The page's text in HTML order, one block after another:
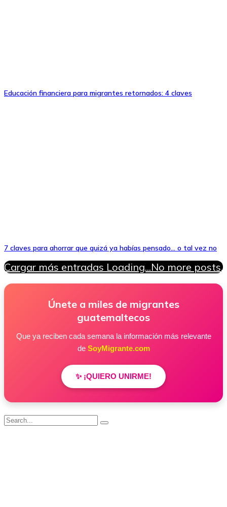
Educación financiera para migrantes retornados: 4 claves
7 claves para ahorrar que quizá ya habías pensado… o tal vez no
Cargar más entradas Loading...No more posts.
Únete a miles de migrantes
guatemaltecos
Que ya reciben cada semana la información más relevante
de SoyMigrante.com
✨ ¡QUIERO UNIRME!